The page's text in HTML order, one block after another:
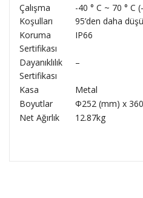
Çalışma
Koşulları
-40 ° C ~ 70 ° C
95’den daha
Koruma
Sertifikası
IP66
Dayanıklılık
Sertifikası
–
Kasa
Metal
Boyutlar
Φ252 (mm) x
Net Ağırlık
12.87kg